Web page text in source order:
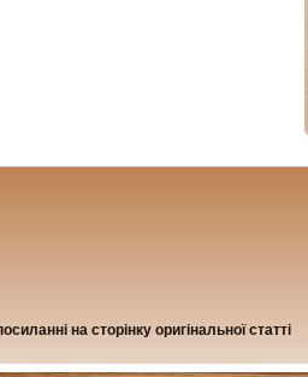
на сторінку оригінальної статті